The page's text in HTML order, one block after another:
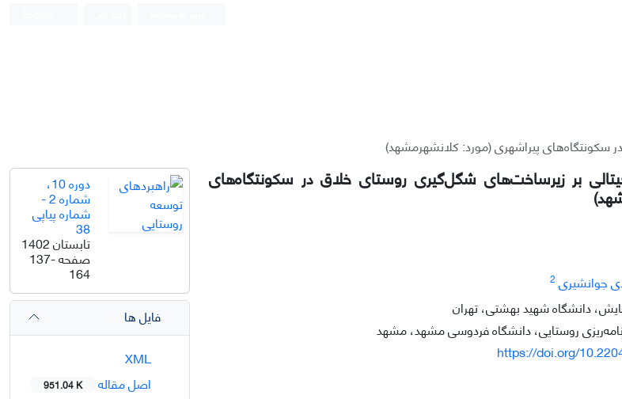
سکونتگاه‌های پیراشهری (مورد: کلانشهرمشهد)
بر زیرساخت‌های شگل‌گیری روستای خلاق در سکونتگاه‌های
جوانشیری 2
دانشگاه شهید بهشتی، تهران
روستایی، دانشگاه فردوسی مشهد، مشهد
https://doi.org/
دوره 10،
شماره 2 -
شماره پیاپی
38
تابستان 1402
صفحه137-
164
فایل ها
اصل مقاله
951.04 K